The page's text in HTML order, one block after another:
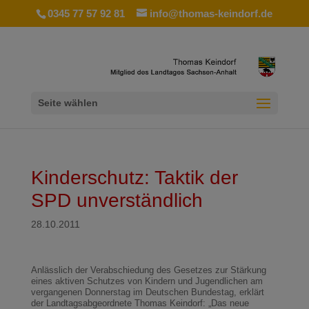
0345 77 57 92 81 info@thomas-keindorf.de
Seite wählen
Kinderschutz: Taktik der
SPD unverständlich
28.10.2011
Anlässlich der Verabschiedung des Gesetzes zur Stärkung
eines aktiven Schutzes von Kindern und Jugendlichen am
vergangenen Donnerstag im Deutschen Bundestag, erklärt
der Landtagsabgeordnete Thomas Keindorf: „Das neue